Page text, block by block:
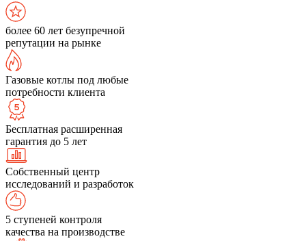
более 60 лет безупречной
репутации на рынке
Газовые котлы под любые
потребности клиента
Бесплатная расширенная
гарантия до 5 лет
Собственный центр
исследований и разработок
5 ступеней контроля
качества на производстве